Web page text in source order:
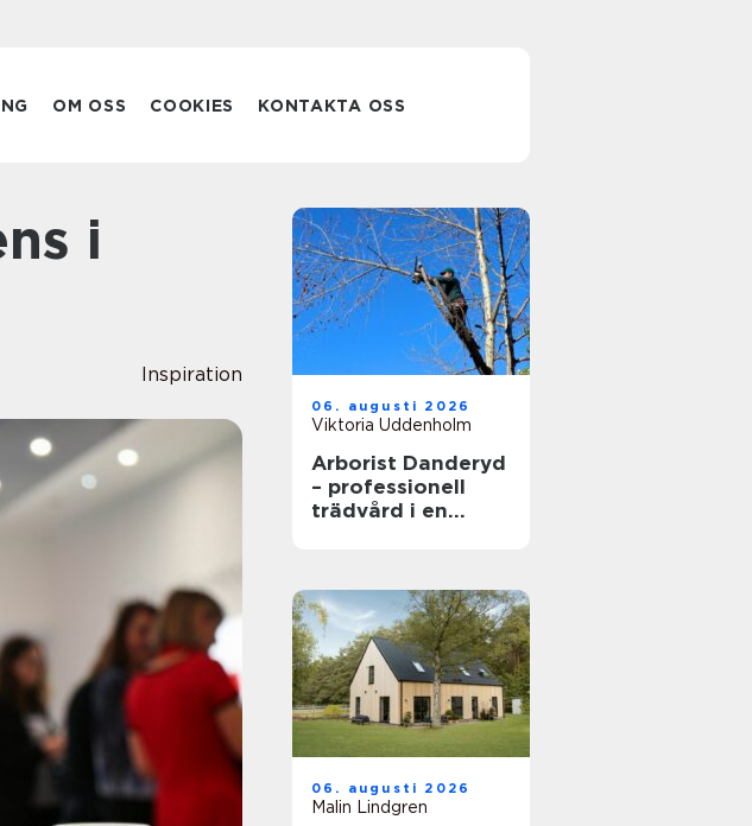
OM OSS COOKIES KONTAKTA OSS
Inspiration
06. augusti 2026
Viktoria Uddenholm
Arborist Danderyd
– professionell
trädvård i en
06. augusti 2026
Malin Lindgren